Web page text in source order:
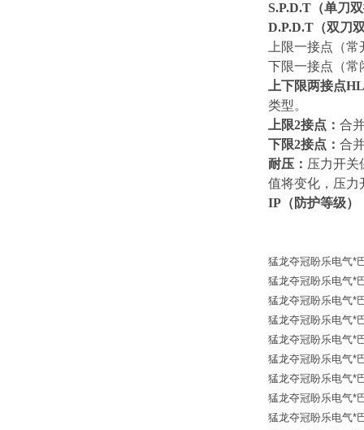
S.P.D.T（单刀
D.P.D.T（双刀
上限一接点（
下限一接点（常
上下限两接点
类型。
上限2接点： 合
下限2接点： 合
耐压： 压力开关
值将变化，压力
IP（防护等级）
猛龙夺冠盼乐电气*
猛龙夺冠盼乐电气*
猛龙夺冠盼乐电气*
猛龙夺冠盼乐电气*
猛龙夺冠盼乐电气*
猛龙夺冠盼乐电气*
猛龙夺冠盼乐电气*
猛龙夺冠盼乐电气*
猛龙夺冠盼乐电气*